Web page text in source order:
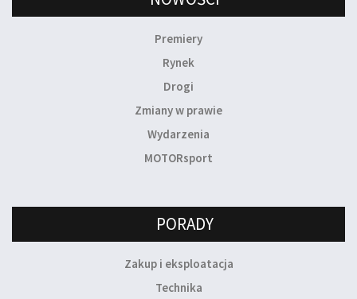
Premiery
Rynek
Drogi
Zmiany w prawie
Wydarzenia
MOTORsport
PORADY
Zakup i eksploatacja
Technika